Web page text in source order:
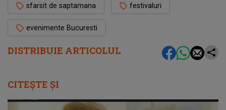
DISTRIBUIE ARTICOLUL
sfarsit de saptamana festivaluri
evenimente Bucuresti
CITEȘTE ȘI